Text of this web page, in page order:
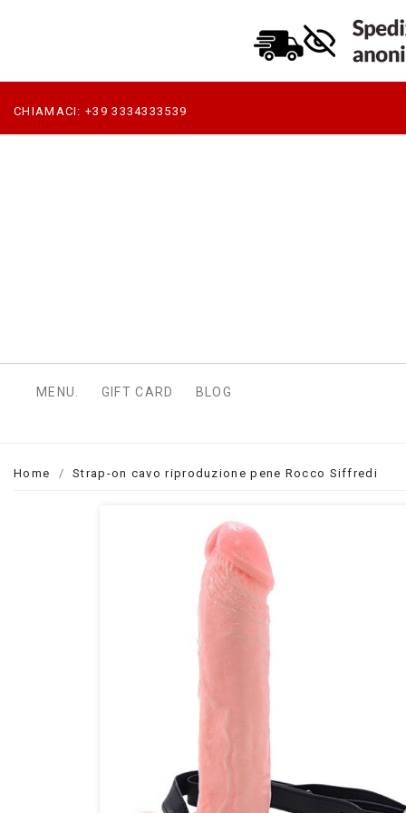
CHIAMACI:+39 3334333539
MENU. GIFT CARD BLOG
Home Strap-on cavo riproduzione pene Rocco Siffredi